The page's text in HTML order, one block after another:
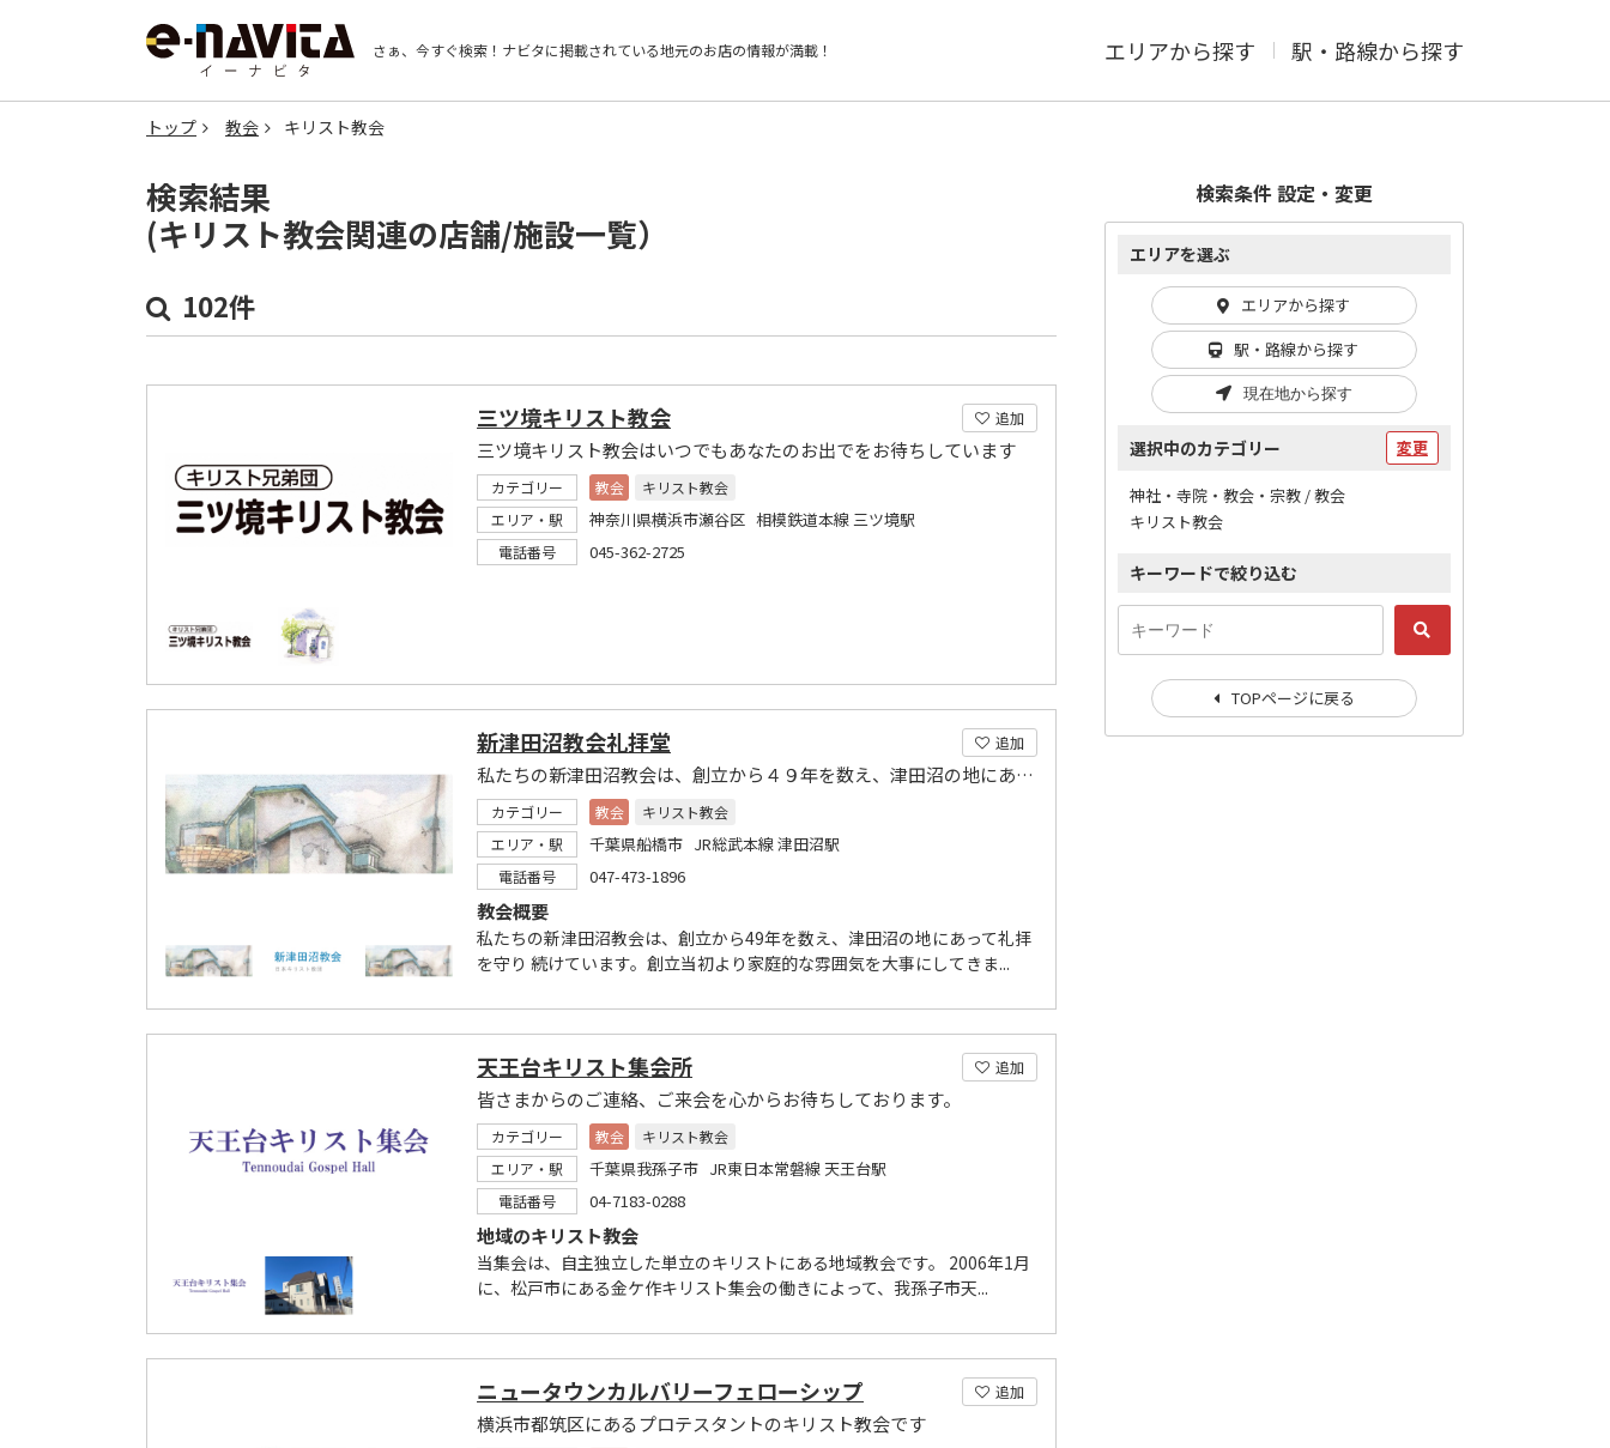
さぁ、今すぐ検索！ ナビタに掲載されている地元のお店の情報が満載！ エリアから探す 駅・路線から探す
トップ 教会 キリスト教会
検索結果
(キリスト教会関連の店舗/施設一覧）
102件
追加
三ツ境キリスト教会
三ツ境キリスト教会はいつでもあなたのお出でをお待ちしています
カテゴリー 教会
キリスト教会
エリア・駅
神奈川県横浜市瀬谷区 相模鉄道本線 三ツ境駅
電話番号 045-362-2725
追加
新津田沼教会礼拝堂
私たちの新津田沼教会は、創立から４９年を数え、津田沼の地にあって礼拝を守り続けています。
カテゴリー 教会
キリスト教会
エリア・駅
千葉県船橋市 JR総武本線 津田沼駅
電話番号 047-473-1896
教会概要
私たちの新津田沼教会は、創立から49年を数え、津田沼の地にあって礼拝
を守り 続けています。創立当初より家庭的な雰囲気を大事にしてきま...
追加
天王台キリスト集会所
皆さまからのご連絡、ご来会を心からお待ちしております。
カテゴリー 教会
キリスト教会
エリア・駅
千葉県我孫子市 JR東日本常磐線 天王台駅
電話番号 04-7183-0288
地域のキリスト教会
当集会は、自主独立した単立のキリストにある地域教会です。 2006年1月
に、松戸市にある金ケ作キリスト集会の働きによって、我孫子市天...
追加
ニュータウンカルバリーフェローシップ
横浜市都筑区にあるプロテスタントのキリスト教会です
検索条件 設定・変更
エリアを選ぶ
エリアから探す
駅・路線から探す
現在地から探す
選択中のカテゴリー 変更
神社・寺院・教会・宗教 / 教会
キリスト教会
キーワードで絞り込む
TOPページに戻る